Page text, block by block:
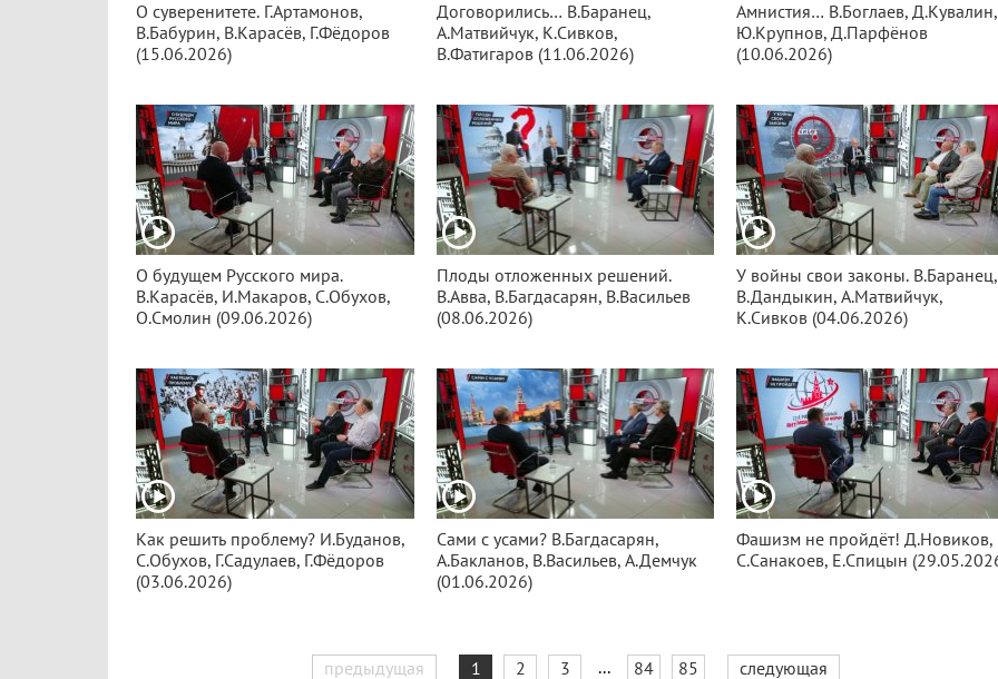
О суверенитете. Г.Артамонов,
В.Бабурин, В.Карасёв, Г.Фёдоров
(15.06.2026)
Договорились… В.Баранец,
А.Матвийчук, К.Сивков,
В.Фатигаров (11.06.2026)
Амнистия… В.Боглаев, Д.Кувалин,
Ю.Крупнов, Д.Парфёнов
(10.06.2026)
О будущем Русского мира.
В.Карасёв, И.Макаров, С.Обухов,
О.Смолин (09.06.2026)
Плоды отложенных решений.
В.Авва, В.Багдасарян, В.Васильев
(08.06.2026)
У войны свои законы. В.Баранец,
В.Дандыкин, А.Матвийчук,
К.Сивков (04.06.2026)
Как решить проблему? И.Буданов,
С.Обухов, Г.Садулаев, Г.Фёдоров
(03.06.2026)
Сами с усами? В.Багдасарян,
А.Бакланов, В.Васильев, А.Демчук
(01.06.2026)
Фашизм не пройдёт! Д.Новиков,
С.Санакоев, Е.Спицын
предыдущая 1 2 3 ... 84 85 следующая